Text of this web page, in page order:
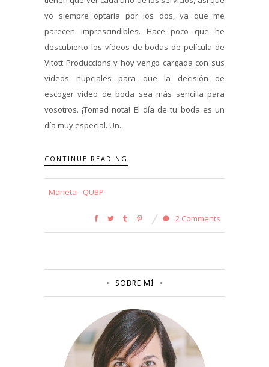
yo siempre optaría por los dos, ya que me
parecen imprescindibles. Hace poco que he
descubierto los vídeos de bodas de película de
Vitott Produccions y hoy vengo cargada con sus
vídeos nupciales para que la decisión de
escoger vídeo de boda sea más sencilla para
vosotros. ¡Tomad nota! El día de tu boda es un
día muy especial. Un...
CONTINUE READING
Marieta - QUBP
2 Comments
SOBRE MÍ